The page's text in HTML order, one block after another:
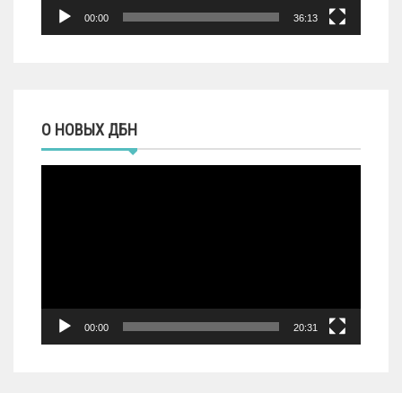
00:00 36:13
О НОВЫХ ДБН
00:00 20:31